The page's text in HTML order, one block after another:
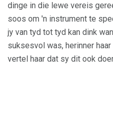
dinge in die lewe vereis
soos om 'n instrument te
jy van tyd tot tyd kan dink
suksesvol was, herinner
vertel haar dat sy dit ook